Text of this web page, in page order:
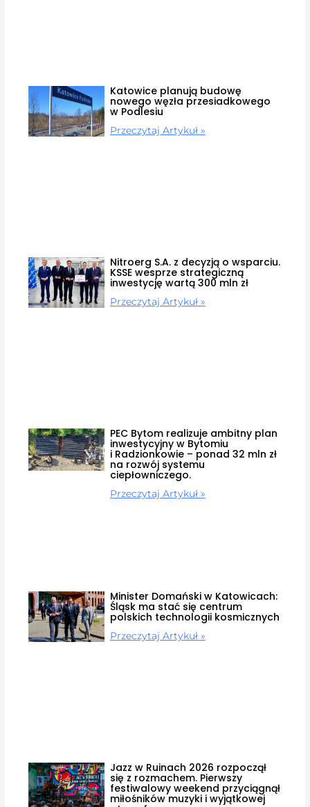
Katowice planują budowę
nowego węzła przesiadkowego
w Podlesiu
Przeczytaj Artykuł »
Nitroerg S.A. z decyzją o wsparciu.
KSSE wesprze strategiczną
inwestycję wartą 300 mln zł
Przeczytaj Artykuł »
PEC Bytom realizuje ambitny plan
inwestycyjny w Bytomiu
i Radzionkowie – ponad 32 mln zł
na rozwój systemu
ciepłowniczego.
Przeczytaj Artykuł »
Minister Domański w Katowicach:
Śląsk ma stać się centrum
polskich technologii kosmicznych
Przeczytaj Artykuł »
Jazz w Ruinach 2026 rozpoczął
się z rozmachem. Pierwszy
festiwalowy weekend przyciągnął
miłośników muzyki i wyjątkowej